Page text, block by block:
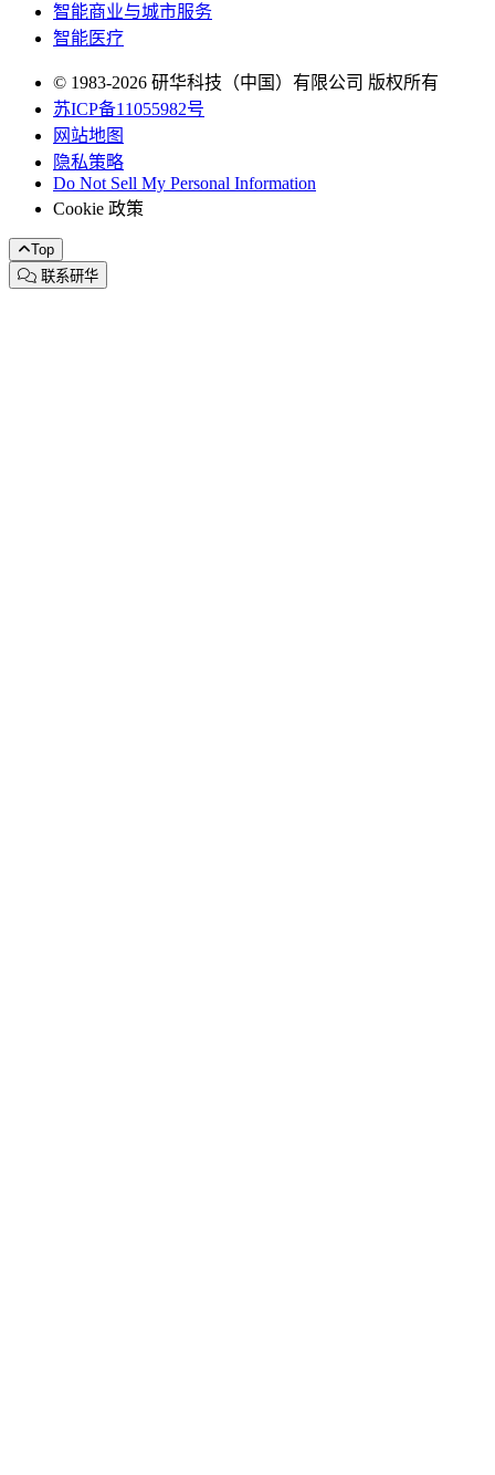
智能商业与城市服务
智能医疗
© 1983-2026 研华科技（中国）有限公司 版权所有
苏ICP备11055982号
网站地图
隐私策略
Do Not Sell My Personal Information
Cookie 政策
Top
联系研华